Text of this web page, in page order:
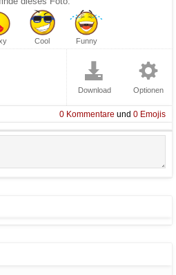
Cool Funny
Download
Optionen
0 Kommentare und 0 Emojis